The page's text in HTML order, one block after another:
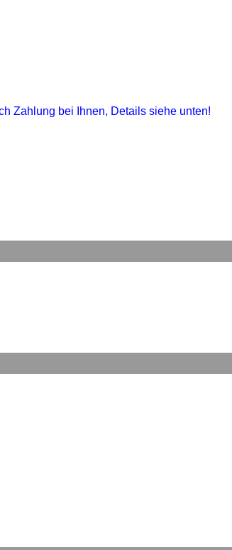
Zahlung bei Ihnen, Details siehe unten!